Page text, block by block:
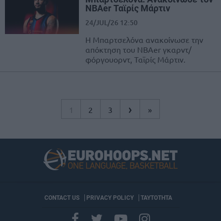
NBAer Ταϊρίς Μάρτιν
24/JUL/26 12:50
Η Μπαρτσελόνα ανακοίνωσε την
απόκτηση του NBAer γκαρντ/
φόργουορντ, Ταϊρίς Μάρτιν.
1 2 3 › »
CONTACT US PRIVACY POLICY ΤΑΥΤΟΤΗΤΑ